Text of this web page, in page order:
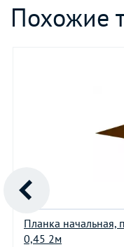
Похожие
Планка начальная,
0,45 2м